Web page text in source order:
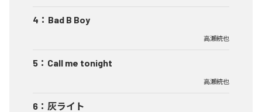
4 ： Bad B Boy
高瀬統也
5 ： Call me tonight
高瀬統也
6 ： 灰ライト